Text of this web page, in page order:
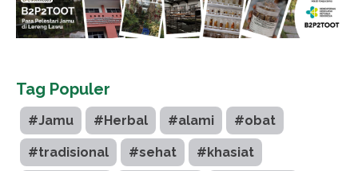
Tag Populer
#Jamu #Herbal #alami #obat
#tradisional #sehat #khasiat